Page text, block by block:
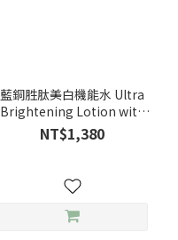
藍銅胜肽美白機能水 Ultra
Brightening Lotion with
Copper Peptides
NT$1,380